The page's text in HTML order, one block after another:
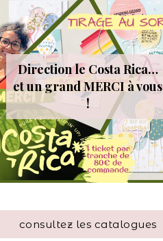
Direction le Costa Rica…
et un grand MERCI à vous
!
consultez les catalogues